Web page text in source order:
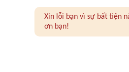
Xin lỗi bạn vì sự bất tiện
ơn bạn!